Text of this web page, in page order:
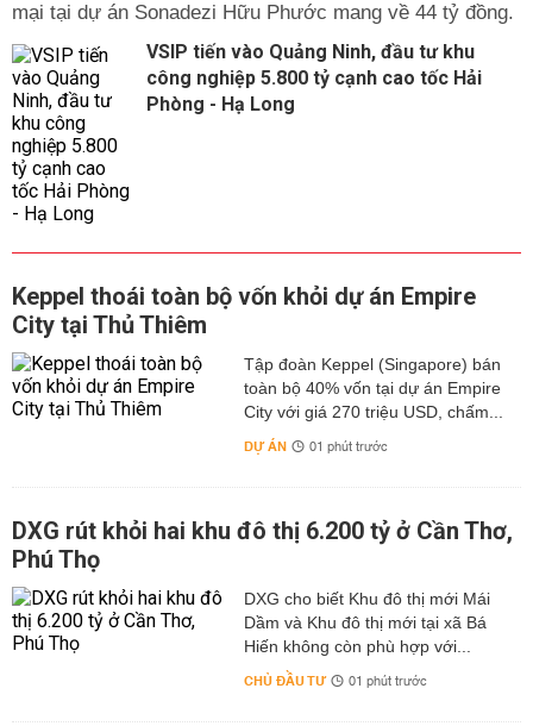
mại tại dự án Sonadezi Hữu Phước mang về 44 tỷ đồng.
VSIP tiến vào Quảng Ninh, đầu tư khu
công nghiệp 5.800 tỷ cạnh cao tốc Hải
Phòng - Hạ Long
Keppel thoái toàn bộ vốn khỏi dự án Empire
City tại Thủ Thiêm
Tập đoàn Keppel (Singapore) bán
toàn bộ 40% vốn tại dự án Empire
City với giá 270 triệu USD, chấm...
DỰ ÁN 01 phút trước
DXG rút khỏi hai khu đô thị 6.200 tỷ ở Cần Thơ,
Phú Thọ
DXG cho biết Khu đô thị mới Mái
Dầm và Khu đô thị mới tại xã Bá
Hiến không còn phù hợp với...
CHỦ ĐẦU TƯ 01 phút trước